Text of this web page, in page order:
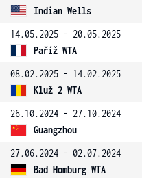
Indian Wells
14.05.2025 - 20.05.2025
Paříž WTA
08.02.2025 - 14.02.2025
Kluž 2 WTA
26.10.2024 - 27.10.2024
Guangzhou
27.06.2024 - 02.07.2024
Bad Homburg WTA